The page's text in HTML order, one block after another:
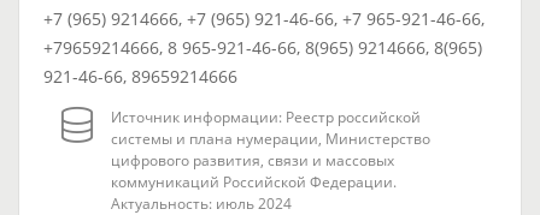
+7 (965) 9214666, +7 (965) 921-46-66, +7 965-921-46-66,
+79659214666, 8 965-921-46-66, 8(965) 9214666, 8(965)
921-46-66, 89659214666
Источник информации: Реестр российской
системы и плана нумерации, Министерство
цифрового развития, связи и массовых
коммуникаций Российской Федерации.
Актуальность: июль 2024